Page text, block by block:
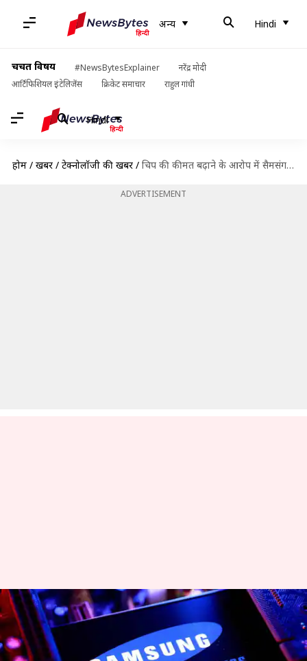
अन्य Hindi
चर्चित विषय #NewsBytesExplainer
नरेंद्र मोदी
आर्टिफिशियल इंटेलिजेंस
क्रिकेट समाचार राहुल गांधी
Hindi
होम / खबरें / टेक्नोलॉजी की खबरें / चिप की कीमत बढ़ाने के आरोप में सैमसंग, माइक्रोन और SK हाइनिक्स पर मुकदमा
ADVERTISEMENT
चिप की कीमत बढ़ाने के आरोप में
सैमसंग, माइक्रोन और SK हाइनिक्स
पर मुकदमा